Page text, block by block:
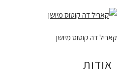
קאריל דה קוטוס מיושן
אודות